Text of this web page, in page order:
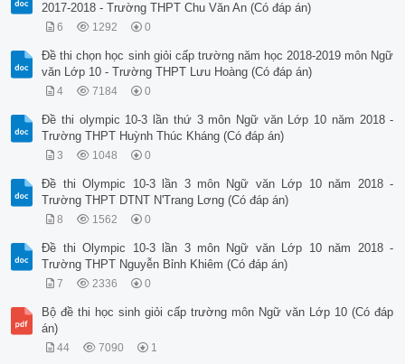
2017-2018 - Trường THPT Chu Văn An (Có đáp án)
6 1292 0
Đề thi chọn học sinh giỏi cấp trường năm học 2018-2019 môn Ngữ
văn Lớp 10 - Trường THPT Lưu Hoàng (Có đáp án)
4 7184 0
Đề thi olympic 10-3 lần thứ 3 môn Ngữ văn Lớp 10 năm 2018 -
Trường THPT Huỳnh Thúc Kháng (Có đáp án)
3 1048 0
Đề thi Olympic 10-3 lần 3 môn Ngữ văn Lớp 10 năm 2018 -
Trường THPT DTNT N'Trang Lơng (Có đáp án)
8 1562 0
Đề thi Olympic 10-3 lần 3 môn Ngữ văn Lớp 10 năm 2018 -
Trường THPT Nguyễn Bỉnh Khiêm (Có đáp án)
7 2336 0
Bộ đề thi học sinh giỏi cấp trường môn Ngữ văn Lớp 10 (Có đáp
án)
44 7090 1